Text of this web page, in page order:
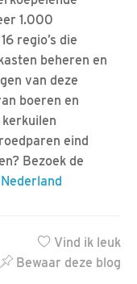
1.000
regio’s die
beheren en
van deze
boeren en
eind
Bezoek de
Vind ik leuk
Bewaar deze blog